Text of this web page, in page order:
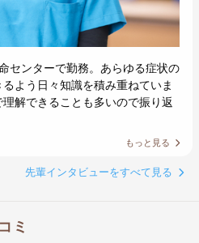
センターで勤務。あらゆる症状の
よう日々知識を積み重ねていま
解できることも多いので振り返
もっと見る
先輩インタビューをすべて見る
ミ